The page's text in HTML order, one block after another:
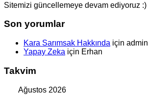
Sitemizi güncellemeye devam ediyoruz :)
Son yorumlar
Kara Sarımsak Hakkında için admin
Yapay Zeka için Erhan
Takvim
Ağustos 2026